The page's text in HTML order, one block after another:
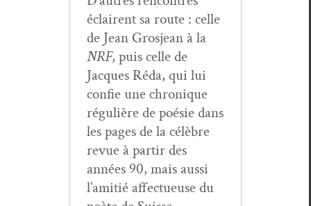
éclairent sa route : celle
de Jean Gros­jean à la
NRF, puis celle de
Jacques Réda, qui lui
con­fie une chronique
régulière de poésie dans
les pages de la célèbre
revue à par­tir des
années 90, mais aus­si
l’amitié affectueuse du